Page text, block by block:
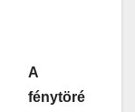
A
fénytöré